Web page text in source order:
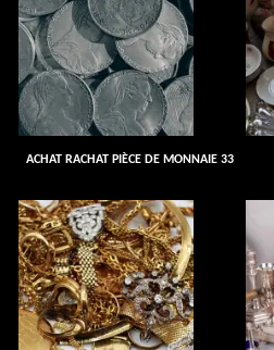
ACHAT RACHAT PIÈCE DE MONNAIE 33